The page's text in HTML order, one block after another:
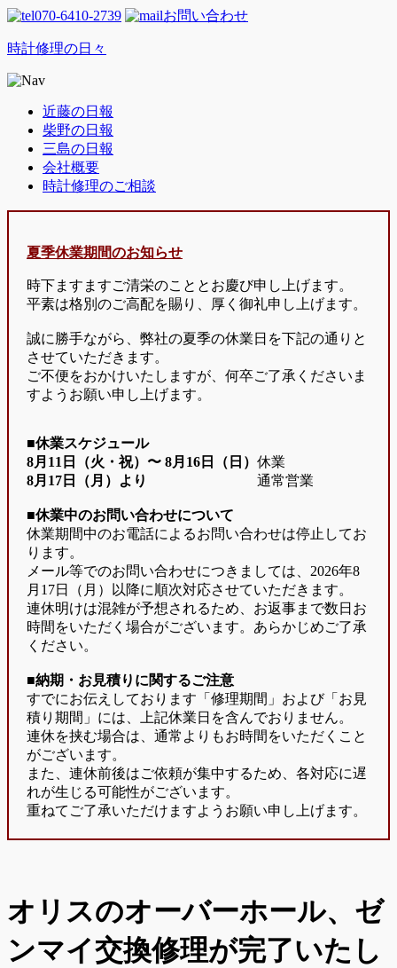
070-6410-2739 お問い合わせ
時計修理の日々
近藤の日報
柴野の日報
三島の日報
会社概要
時計修理のご相談
夏季休業期間のお知らせ
時下ますますご清栄のこととお慶び申し上げます。
平素は格別のご高配を賜り、厚く御礼申し上げます。
誠に勝手ながら、弊社の夏季の休業日を下記の通りと
させていただきます。
ご不便をおかけいたしますが、何卒ご了承くださいま
すようお願い申し上げます。
■休業スケジュール
8月11日（火・祝）〜 8月16日（日） 休業
8月17日（月）より
通常営業
■休業中のお問い合わせについて
休業期間中のお電話によるお問い合わせは停止してお
ります。
メール等でのお問い合わせにつきましては、2026年8
月17日（月）以降に順次対応させていただきます。
連休明けは混雑が予想されるため、お返事まで数日お
時間をいただく場合がございます。あらかじめご了承
ください。
■納期・お見積りに関するご注意
すでにお伝えしております「修理期間」および「お見
積り期間」には、上記休業日を含んでおりません。
連休を挟む場合は、通常よりもお時間をいただくこと
がございます。
また、連休前後はご依頼が集中するため、各対応に遅
れが生じる可能性がございます。
重ねてご了承いただけますようお願い申し上げます。
オリスのオーバーホール、ゼ
ンマイ交換修理が完了いたし